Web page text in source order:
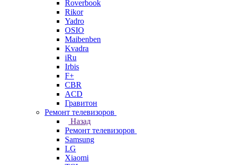
Roverbook
Rikor
Yadro
OSIO
Maibenben
Kvadra
iRu
Irbis
F+
CBR
ACD
Гравитон
Ремонт телевизоров
Назад
Ремонт телевизоров
Samsung
LG
Xiaomi